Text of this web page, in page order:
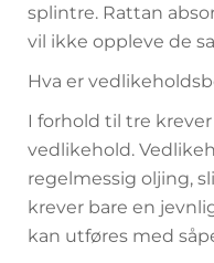
splintre. Rattan
vil ikke oppleve de
Hva er
I forhold til tre
vedlikehold.
regelmessig oljing,
krever bare en
kan utføres med